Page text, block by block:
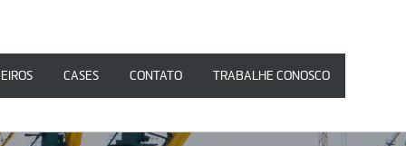
CASES CONTATO TRABALHE CONOSCO